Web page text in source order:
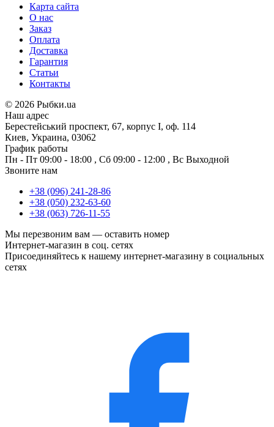
Карта сайта
О нас
Заказ
Оплата
Доставка
Гарантия
Статьи
Контакты
© 2026 Рыбки.ua
Наш адрес
Берестейський проспект, 67, корпус I, оф. 114
Киев, Украина, 03062
График работы
Пн - Пт 09:00 - 18:00 , Сб 09:00 - 12:00 , Вс Выходной
Звоните нам
+38 (096) 241-28-86
+38 (050) 232-63-60
+38 (063) 726-11-55
Мы перезвоним вам — оставить номер
Интернет-магазин в соц. сетях
Присоединяйтесь к нашему интернет-магазину в социальных
сетях